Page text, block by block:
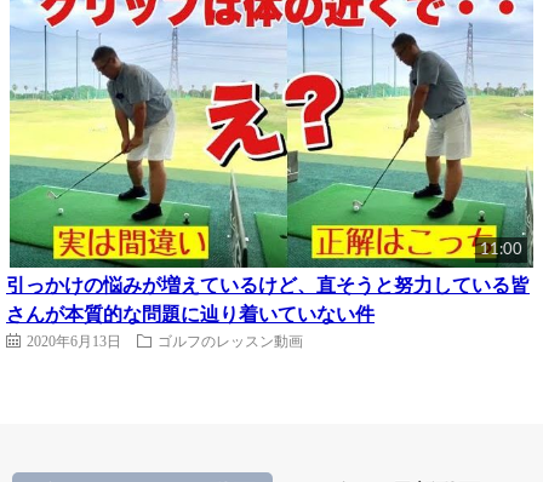
11:00
引っかけの悩みが増えているけど、直そうと努力している皆
さんが本質的な問題に辿り着いていない件
2020年6月13日 ゴルフのレッスン動画